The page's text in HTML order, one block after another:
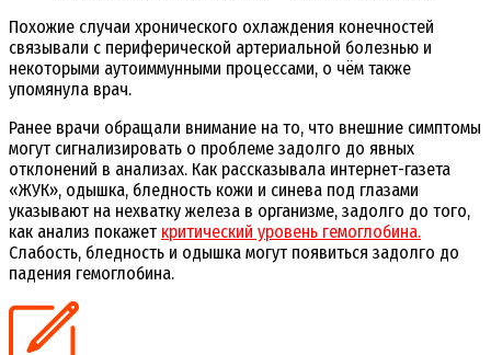
Похожие случаи хронического охлаждения конечностей
связывали с периферической артериальной болезнью и
некоторыми аутоиммунными процессами, о чём также
упомянула врач.
Ранее врачи обращали внимание на то, что внешние симптомы
могут сигнализировать о проблеме задолго до явных
отклонений в анализах. Как рассказывала интернет-газета
«ЖУК», одышка, бледность кожи и синева под глазами
указывают на нехватку железа в организме, задолго до того,
как анализ покажет критический уровень гемоглобина.
Слабость, бледность и одышка могут появиться задолго до
падения гемоглобина.